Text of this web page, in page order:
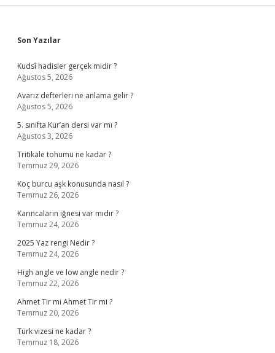
Sidebar
Son Yazılar
Kudsî hadisler gerçek midir ?
Ağustos 5, 2026
Avarız defterleri ne anlama gelir ?
Ağustos 5, 2026
5. sınıfta Kur’an dersi var mı ?
Ağustos 3, 2026
Tritikale tohumu ne kadar ?
Temmuz 29, 2026
Koç burcu aşk konusunda nasıl ?
Temmuz 26, 2026
Karıncaların iğnesi var mıdır ?
Temmuz 24, 2026
2025 Yaz rengi Nedir ?
Temmuz 24, 2026
High angle ve low angle nedir ?
Temmuz 22, 2026
Ahmet Tir mi Ahmet Tir mi ?
Temmuz 20, 2026
Türk vizesi ne kadar ?
Temmuz 18, 2026